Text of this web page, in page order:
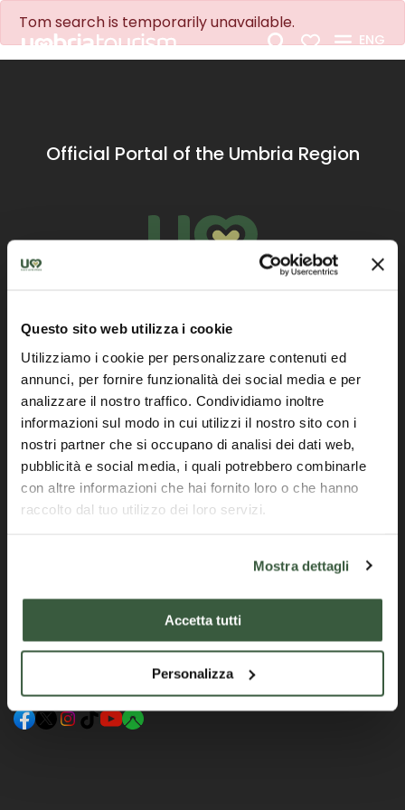
Questo sito web utilizza i cookie
Utilizziamo i cookie per personalizzare contenuti ed
annunci, per fornire funzionalità dei social media e per
analizzare il nostro traffico. Condividiamo inoltre
informazioni sul modo in cui utilizzi il nostro sito con i
nostri partner che si occupano di analisi dei dati web,
pubblicità e social media, i quali potrebbero combinarle
con altre informazioni che hai fornito loro o che hanno
raccolto dal tuo utilizzo dei loro servizi.
Mostra dettagli
Accetta tutti
Personalizza
Skip to Main Content
ENG
Tom search is temporarily unavailable.
Official Portal of the Umbria Region
Find us
Site map Accessibility
Legal notes
Contacts
Privacy
Professionals list
Getting To and Around Umbria
Subscribe to the newsletter